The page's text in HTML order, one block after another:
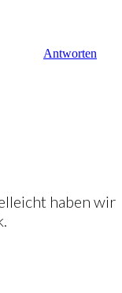
Antworten
haben wir